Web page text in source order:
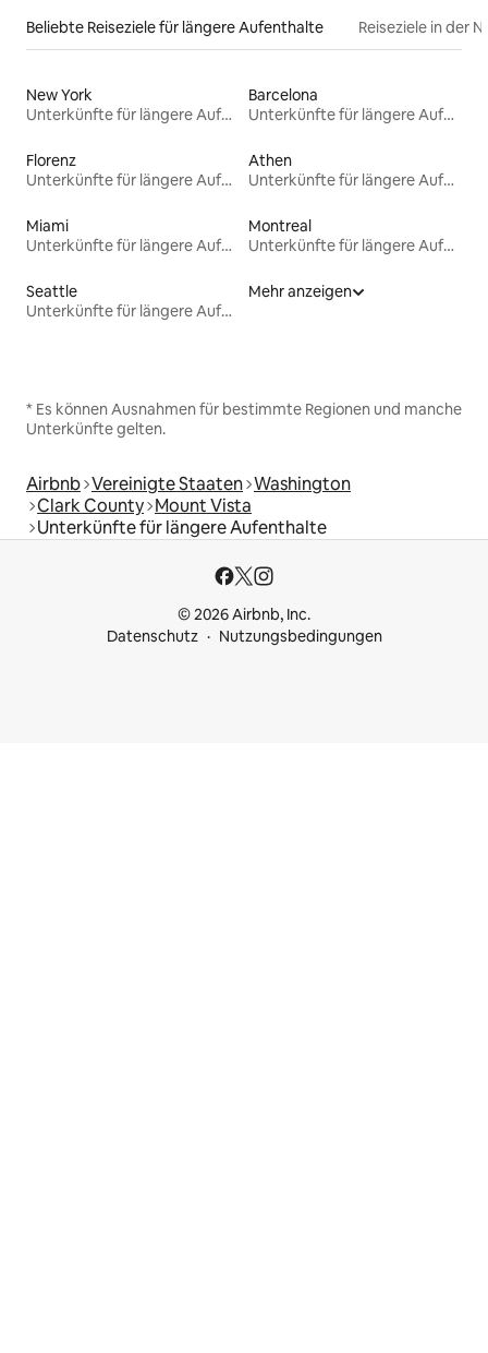
Beliebte Reiseziele für längere Aufenthalte Reiseziele in der
New York
Unterkünfte für längere Aufenthalte
Barcelona
Unterkünfte für längere Aufenthalte
Florenz
Unterkünfte für längere Aufenthalte
Athen
Unterkünfte für längere Aufenthalte
Miami
Unterkünfte für längere Aufenthalte
Montreal
Unterkünfte für längere Aufenthalte
Seattle
Unterkünfte für längere Aufenthalte
Mehr anzeigen
* Es können Ausnahmen für bestimmte Regionen und manche
Unterkünfte gelten.
Airbnb Vereinigte Staaten Washington
Clark County Mount Vista
Unterkünfte für längere Aufenthalte
© 2026 Airbnb, Inc.
Datenschutz
Nutzungsbedingungen